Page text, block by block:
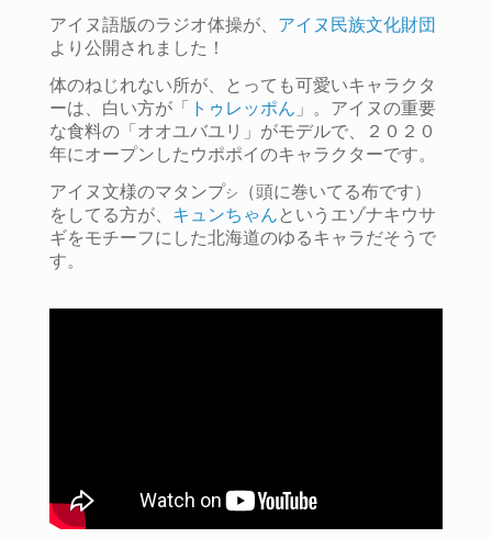
アイヌ語版のラジオ体操が、 アイヌ民族文化財団
より公開されました！
体のねじれない所が、とっても可愛いキャラクタ
ーは、白い方が「 トゥレッポん 」。アイヌの重要
な食料の「オオユバユリ」がモデルで、２０２０
年にオープンしたウポポイのキャラクターです。
アイヌ文様のマタンプシ
（頭に巻いてる布です）
をしてる方が、 キュンちゃんというエゾナキウサ
ギをモチーフにした北海道のゆるキャラだそうで
す。